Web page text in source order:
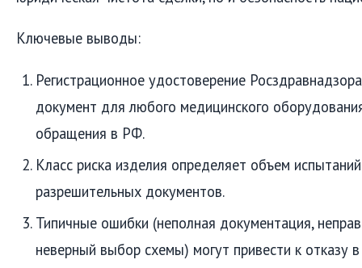
Ключевые выводы:
Регистрационное удостоверение
документ для любого медицинского
обращения в РФ.
Класс риска изделия определяет объем
разрешительных документов.
Типичные ошибки (неполная документация,
неверный выбор схемы) могут привести к отказу